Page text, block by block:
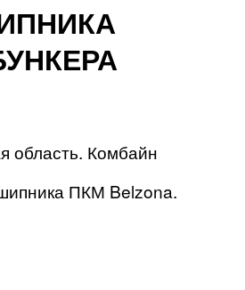
область. Комбайн
ПКМ Belzona.